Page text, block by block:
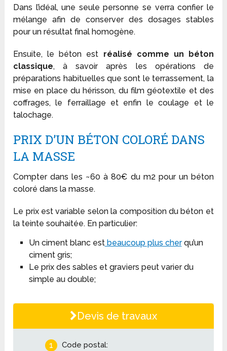
Dans l’idéal, une seule personne se verra confier le
mélange afin de conserver des dosages stables
pour un résultat final homogène.
Ensuite, le béton est réalisé comme un béton
classique, à savoir après les opérations de
préparations habituelles que sont le terrassement, la
mise en place du hérisson, du film géotextile et des
coffrages, le ferraillage et enfin le coulage et le
talochage.
PRIX D’UN BÉTON COLORÉ DANS
LA MASSE
Compter dans les ~60 à 80€ du m2 pour un béton
coloré dans la masse.
Le prix est variable selon la composition du béton et
la teinte souhaitée. En particulier:
Un ciment blanc estbeaucoup plus cherqu’un
ciment gris;
Le prix des sables et graviers peut varier du
simple au double;
Devis de travaux
1 Code postal: